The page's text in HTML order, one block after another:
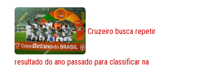
Cruzeiro busca repetir
resultado do ano passado para classificar na